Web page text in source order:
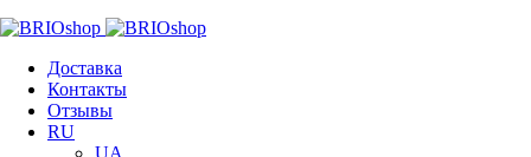
Доставка
Контакты
Отзывы
RU
UA